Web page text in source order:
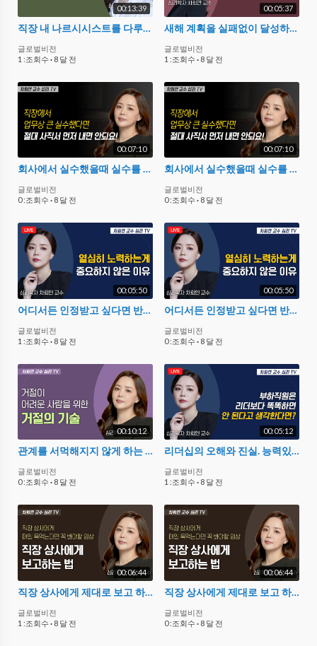
00:13:39
직장 내 나르시시스트를 다루는 법과 대처 방법
글로벌비전
1 :조회수 · 8 달 전
00:05:37
새해 계획을 실패없이 달성하는 방법 3가지
글로벌비전
1 :조회수 · 8 달 전
00:07:10
회사에서 실수했을때 실수를 만회하는 현명한 처신법
글로벌비전
0 :조회수 · 8 달 전
00:07:10
회사에서 실수했을때 실수를 만회하는 현명한 처신법
글로벌비전
0 :조회수 · 8 달 전
00:05:50
어디서든 인정받고 싶다면 반드시 필요한 것
글로벌비전
1 :조회수 · 8 달 전
00:05:50
어디서든 인정받고 싶다면 반드시 필요한 것
글로벌비전
0 :조회수 · 8 달 전
00:10:12
관계를 서먹해지지 않게 하는 거절 기술
글로벌비전
0 :조회수 · 8 달 전
00:05:12
리더십의 오해와 진실. 능력있는 리더만 할 수 있는 행동
글로벌비전
1 :조회수 · 8 달 전
00:06:44
직장 상사에게 제대로 보고 하는 방법
글로벌비전
1 :조회수 · 8 달 전
00:06:44
직장 상사에게 제대로 보고 하는 방법
글로벌비전
0 :조회수 · 8 달 전